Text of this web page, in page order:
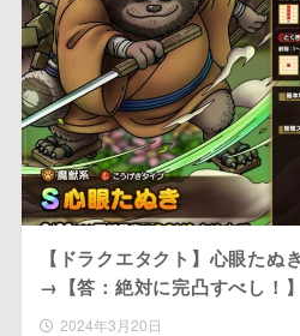
【ドラクエタクト】心眼たぬ
→【答：絶対に完凸すべし！】
2024年3月20日